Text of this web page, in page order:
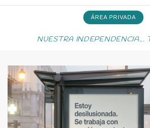
ÁREA PRIVADA
NUESTRA INDEPENDENCIA...